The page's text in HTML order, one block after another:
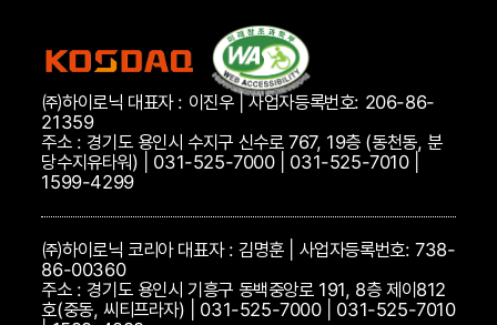
㈜하이로닉 대표자 : 이진우 | 사업자등록번호: 206-86-
21359
주소 : 경기도 용인시 수지구 신수로 767, 19층 (동천동, 분
당수지유타워) | 031-525-7000 | 031-525-7010 |
1599-4299
㈜하이로닉 코리아 대표자 : 김명훈 | 사업자등록번호: 738-
86-00360
주소 : 경기도 용인시 기흥구 동백중앙로 191, 8층 제이812
호(중동, 씨티프라자) | 031-525-7000 | 031-525-7010